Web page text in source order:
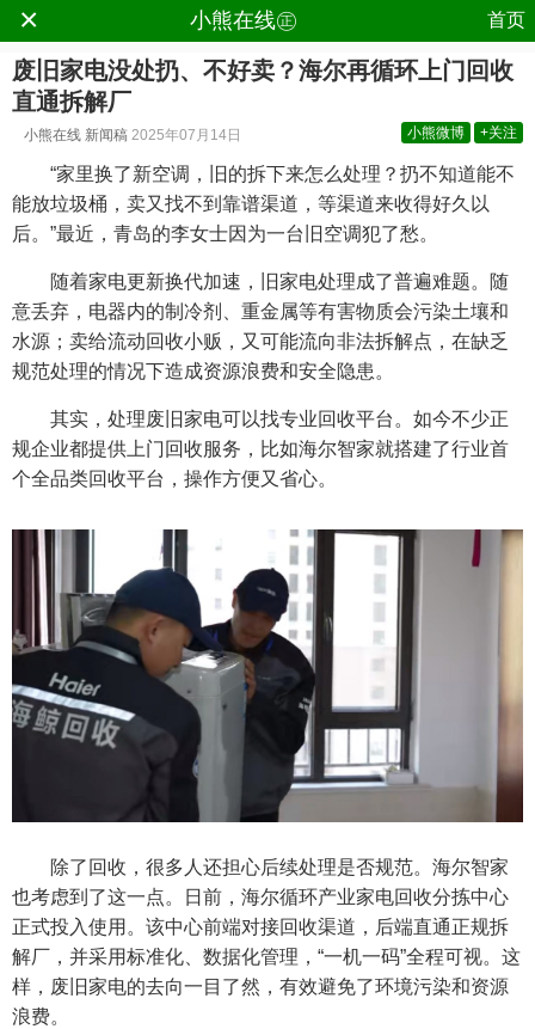
× 小熊在线㊣ 首页
废旧家电没处扔、不好卖？海尔再循环上门回收
直通拆解厂
小熊在线 新闻稿 2025年07月14日 小熊微博 +关注
“家里换了新空调，旧的拆下来怎么处理？扔不知道能不
能放垃圾桶，卖又找不到靠谱渠道，等渠道来收得好久以
后。”最近，青岛的李女士因为一台旧空调犯了愁。
随着家电更新换代加速，旧家电处理成了普遍难题。随
意丢弃，电器内的制冷剂、重金属等有害物质会污染土壤和
水源；卖给流动回收小贩，又可能流向非法拆解点，在缺乏
规范处理的情况下造成资源浪费和安全隐患。
其实，处理废旧家电可以找专业回收平台。如今不少正
规企业都提供上门回收服务，比如海尔智家就搭建了行业首
个全品类回收平台，操作方便又省心。
除了回收，很多人还担心后续处理是否规范。海尔智家
也考虑到了这一点。日前，海尔循环产业家电回收分拣中心
正式投入使用。该中心前端对接回收渠道，后端直通正规拆
解厂，并采用标准化、数据化管理，“一机一码”全程可视。这
样，废旧家电的去向一目了然，有效避免了环境污染和资源
浪费。